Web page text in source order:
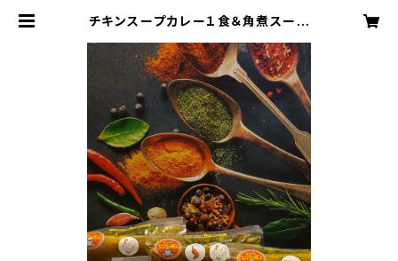
チキンスープカレー１食＆角煮スープ
レー１食＆カタラーナ＆カラフトししゃ
もの卵のわさび和え | 札幌スープカ
レー専門店プラスワン